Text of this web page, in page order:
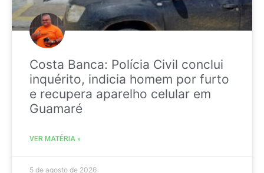
Costa Banca: Polícia Civil conclui
inquérito, indicia homem por furto
e recupera aparelho celular em
Guamaré
VER MATÉRIA »
5 de agosto de 2026